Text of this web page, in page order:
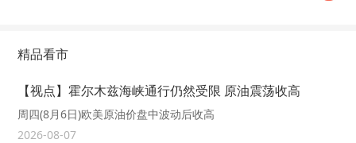
精品看市
【视点】霍尔木兹海峡通行仍然受限 原油震荡收高
周四(8月6日)欧美原油价盘中波动后收高
2026-08-07